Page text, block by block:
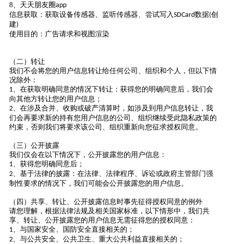
8、 天天朋友圈app
信息获取：获取设备传感器、监听传感器、尝试写入 SDCard数据(创
建)
使用目的：广告请求和视图渲染
（二）转让
我们不会将您的用户信息转让给任何公司、组织和个人，但以下情
况除外：
1 、在获取明确同意的情况下转让：获得您的明确同意后，我们会
向其他方转让您的用户信息；
2、在涉及合并、收购或破产清算时，如涉及到用户信息转让，我
们会再要求新的持有您用户信息的公司、组织继续受此隐私政策的
约束，否则我们将要求该公司、组织重新向您征求授权同意。
（三）公开披露
我们仅会在以下情况下，公开披露您的用户信息：
1 、获得您明确同意后；
2、基于法律的披露：在法律、法律程序、诉讼或政府主管部门强
制性要求的情况下，我们可能会公开披露您的用户信息。
（四）共享、转让、公开披露信息时事先征得授权同意的例外
请您理解，根据法律法规及相关国家标准，以下情形中，我们共
享、转让、公开披露您的用户信息无需征得您的授权同意：
1 、与国家安全、国防安全直接相关的；
2、与公共安全、公共卫生、重大公共利益直接相关的；